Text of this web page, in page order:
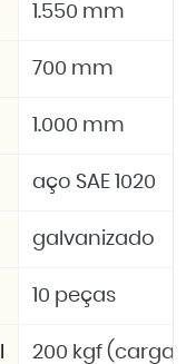
1.550 mm
700 mm
1.000 mm
aço SAE 1020
galvanizado
10 peças
200 kgf (carga